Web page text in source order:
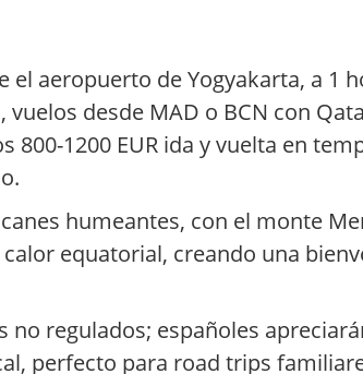
aeropuerto de Yogyakarta, a 1
desde MAD o BCN con
1200 EUR ida y vuelta en
humeantes, con el monte
equatorial, creando una
regulados; españoles
perfecto para road trips